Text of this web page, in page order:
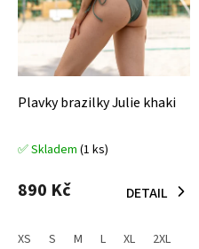
Plavky brazilky Julie khaki
Průměrné
produktu
z
✅ Skladem (1 ks)
890 Kč DETAIL
XS S M L XL 2XL